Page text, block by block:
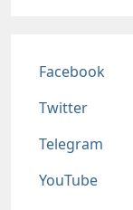
Соц сети
Facebook
Twitter
Telegram
YouTube